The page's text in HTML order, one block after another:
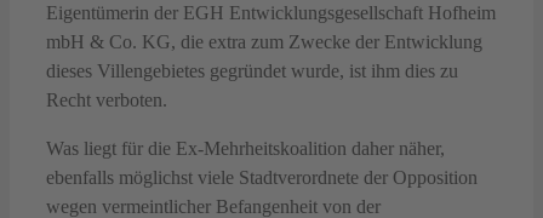
Eigentümerin der EGH Entwicklungsgesellschaft Hofheim
mbH & Co. KG, die extra zum Zwecke der Entwicklung
dieses Villengebietes gegründet wurde, ist ihm dies zu
Recht verboten.
Was liegt für die Ex-Mehrheitskoalition daher näher,
ebenfalls möglichst viele Stadtverordnete der Opposition
wegen vermeintlicher Befangenheit von der